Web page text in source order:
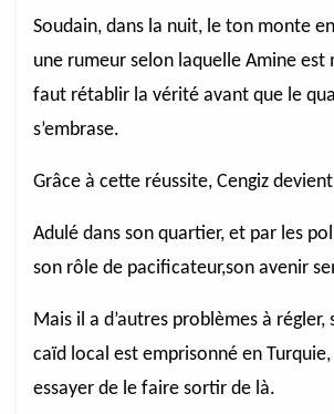
Soudain, dans la nuit, le ton monte
une rumeur selon laquelle Amine est
faut rétablir la vérité avant que le
s’embrase.
Grâce à cette réussite, Cengiz
Adulé dans son quartier, et par les
son rôle de pacificateur,son avenir
Mais il a d’autres problèmes à régler,
caïd local est emprisonné en
essayer de le faire sortir de là.